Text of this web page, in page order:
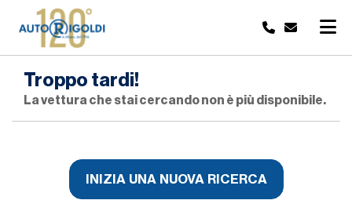
Troppo tardi!
La vettura che stai cercando non è più disponibile.
INIZIA UNA NUOVA RICERCA